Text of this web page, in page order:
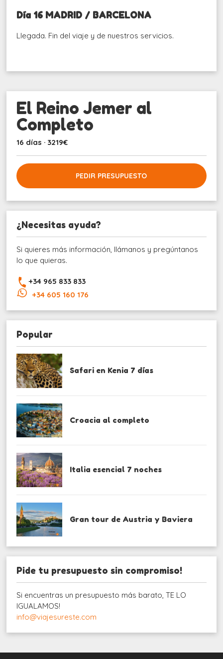
Día 16 MADRID / BARCELONA
Llegada. Fin del viaje y de nuestros servicios.
El Reino Jemer al
Completo
16 días · 3219€
PEDIR PRESUPUESTO
¿Necesitas ayuda?
Si quieres más información, llámanos y pregúntanos
lo que quieras.
+34 965 833 833
+34 605 160 176
Popular
Safari en Kenia 7 días
Croacia al completo
Italia esencial 7 noches
Gran tour de Austria y Baviera
Pide tu presupuesto sin compromiso!
Si encuentras un presupuesto más barato, TE LO
IGUALAMOS!
info@viajesureste.com